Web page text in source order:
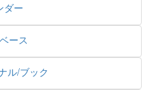
ダー
ース
ル/ブック